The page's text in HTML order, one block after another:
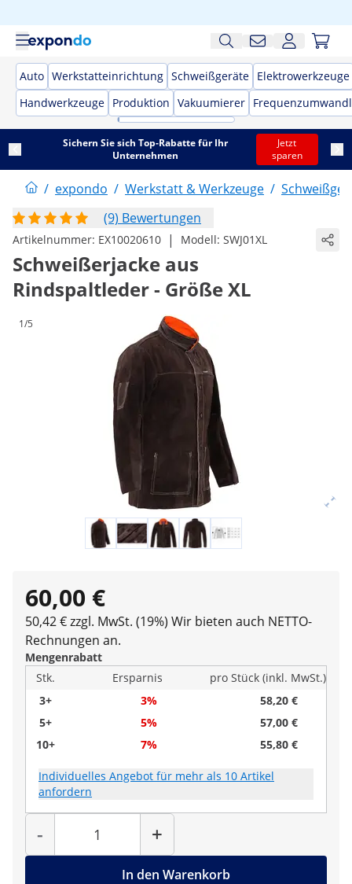
Auto Werkstatteinrichtung Schweißgeräte Elektrowerkzeuge
Handwerkzeuge Produktion Vakuumierer
Sichern Sie sich Top-Rabatte für Ihr
Unternehmen
Jetzt
sparen
/ expondo / Werkstatt & Werkzeuge /
(9) Bewertungen
Artikelnummer: EX10020610 | Modell: SWJ01XL
Schweißerjacke aus
Rindspaltleder - Größe XL
1/5
60,00 €
50,42 € zzgl. MwSt. (19%) Wir bieten auch NETTO-
Rechnungen an.
Mengenrabatt
Stk.
Ersparnis
pro Stück (inkl. MwSt.)
3+
3%
58,20 €
5+
5%
57,00 €
10+
7% 55,80 €
Individuelles Angebot für mehr als 10 Artikel
anfordern
-
Menge
+
In den Warenkorb